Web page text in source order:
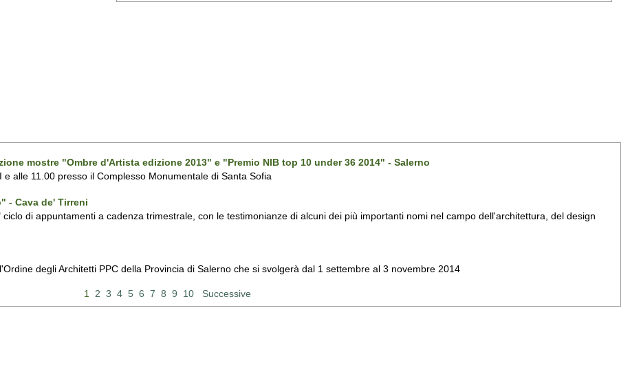
mostre "Ombre d'Artista edizione 2013" e "Premio NIB top 10 under 36 2014" - Salerno
alle 11.00 presso il Complesso Monumentale di Santa Sofia
- Cava de' Tirreni
di appuntamenti a cadenza trimestrale, con le testimonianze di alcuni dei più importanti nomi nel campo dell'architettura, del design
degli Architetti PPC della Provincia di Salerno che si svolgerà dal 1 settembre al 3 novembre 2014
1 2 3 4 5 6 7 8 9 10 Successive